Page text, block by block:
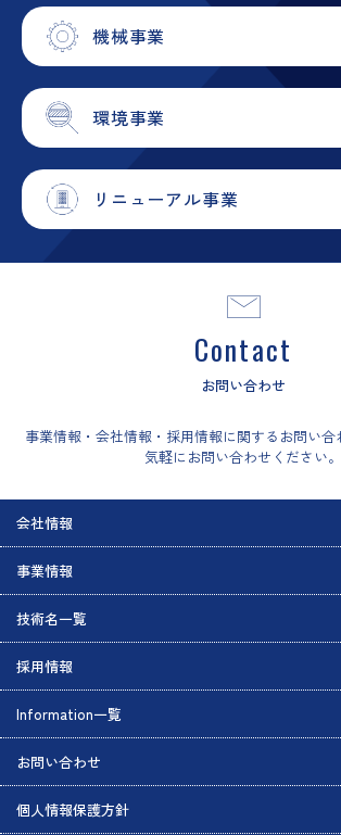
機械事業
環境事業
リニューアル事業
Contact
お問い合わせ
事業情報・会社情報・採用情報に関するお問い
気軽にお問い合わせください。
会社情報
事業情報
技術名一覧
採用情報
Information一覧
お問い合わせ
個人情報保護方針